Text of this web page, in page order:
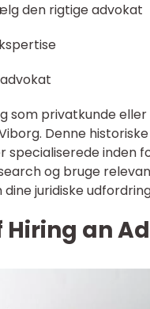
den rigtige advokat
som privatkunde
Denne
inden
og bruge
juridiske
an